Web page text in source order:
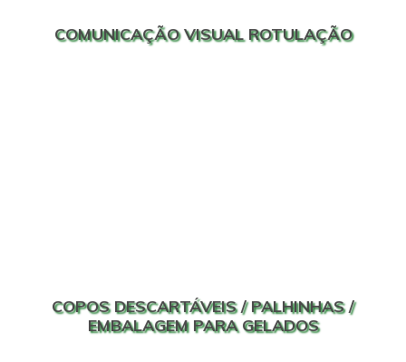
COMUNICAÇÃO VISUAL ROTULAÇÃO
COPOS DESCARTÁVEIS / PALHINHAS /
EMBALAGEM PARA GELADOS